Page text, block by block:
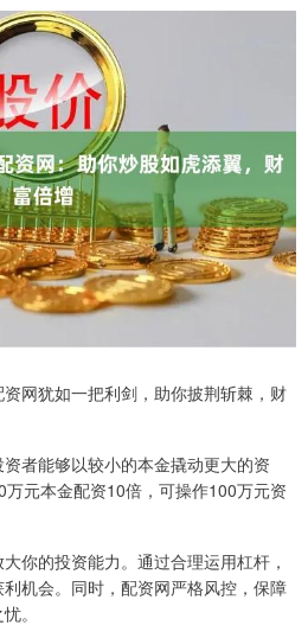
网犹如一把利剑，助你披荆斩棘，财
者能够以较小的本金撬动更大的资
元本金配资10倍，可操作100万元资
你的投资能力。通过合理运用杠杆，
机会。同时，配资网严格风控，保障
。